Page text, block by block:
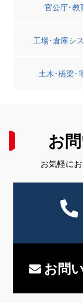
官公庁･教
工場･倉庫シ
土木･橋梁･
お
お気軽に
お問